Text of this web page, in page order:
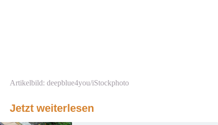
Artikelbild: deepblue4you/iStockphoto
Jetzt weiterlesen